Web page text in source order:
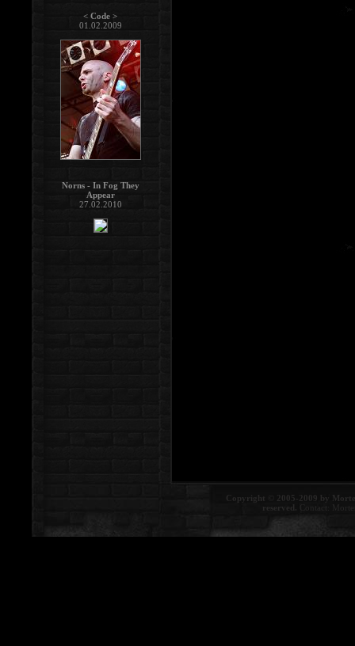
Copyright © 2005-2009 by
reserved. Contact:
< Code >
01.02.2009
Norns - In Fog They
Appear
27.02.2010